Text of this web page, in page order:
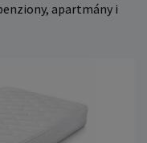
apartmány i
konstrukce z